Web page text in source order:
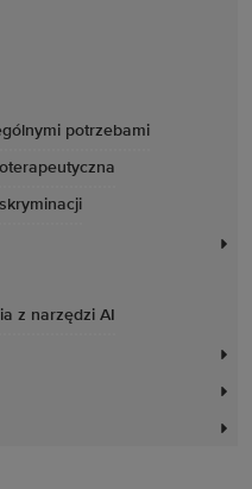
potrzebami
z narzędzi AI